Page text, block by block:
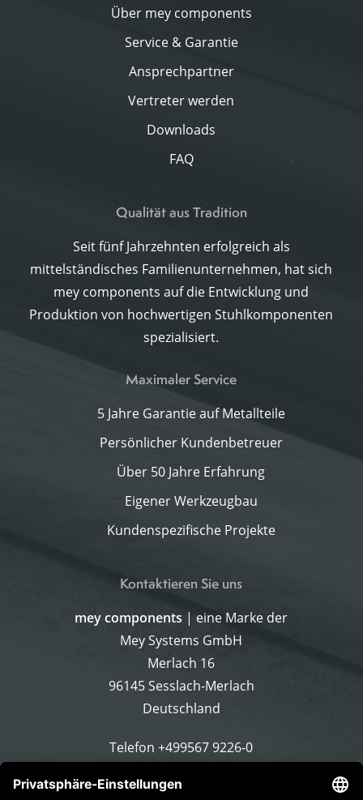
Über mey components
Service & Garantie
Ansprechpartner
Vertreter werden
Downloads
FAQ
Qualität aus Tradition
Seit fünf Jahrzehnten erfolgreich als
mittelständisches Familienunternehmen, hat sich
mey components auf die Entwicklung und
Produktion von hochwertigen Stuhlkomponenten
spezialisiert.
Maximaler Service
5 Jahre Garantie auf Metallteile
Persönlicher Kundenbetreuer
Über 50 Jahre Erfahrung
Eigener Werkzeugbau
Kundenspezifische Projekte
Kontaktieren Sie uns
mey components | eine Marke der
Mey Systems GmbH
Merlach 16
96145 Sesslach-Merlach
Deutschland
Telefon+499567 9226-0
E-Mail schreiben